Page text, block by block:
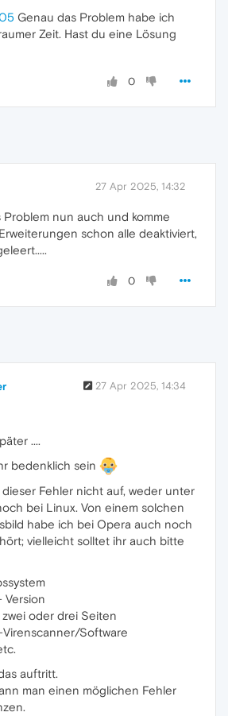
Genau das Problem habe ich
Zeit. Hast du eine Lösung
0
27 Apr 2025, 14:32
Problem nun auch und komme
schon alle deaktiviert,
0
27 Apr 2025, 14:34
....
bedenklich sein
Fehler nicht auf, weder unter
bei Linux. Von einem solchen
habe ich bei Opera auch noch
vielleicht solltet ihr auch bitte
Version
zwei oder drei Seiten
Virenscanner/Software
auftritt.
man einen möglichen Fehler